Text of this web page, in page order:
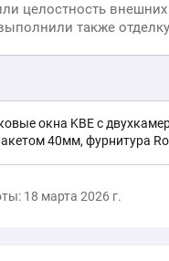
целостность
также
окна KBE с
40мм, фурнитура
петлями
18 марта 2026 г.